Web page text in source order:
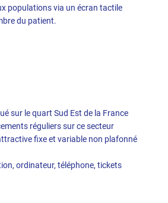
populations via un écran tactile
du patient.
sur le quart Sud Est de la France
réguliers sur ce secteur
fixe et variable non plafonné
ordinateur, téléphone, tickets